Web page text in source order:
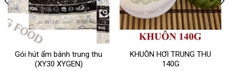
Gói hút ẩm bánh trung thu
(XY30 XYGEN)
KHUÔN HƠI TRUNG THU
140G